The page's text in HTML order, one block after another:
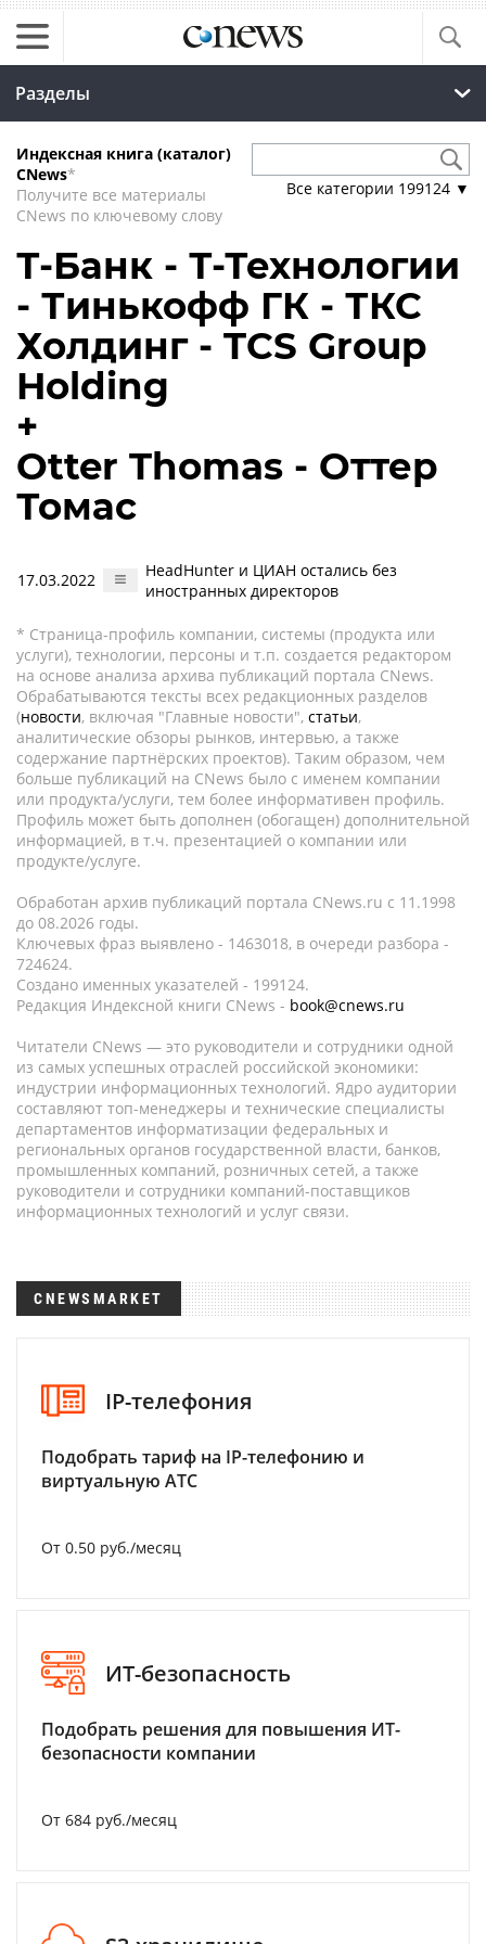
Разделы
Индексная книга (каталог)
CNews*
Получите все материалы
CNews по ключевому слову
Все категории 199124 ▼
Т-Банк - Т-Технологии
- Тинькофф ГК - ТКС
Холдинг - TCS Group
Holding
+
Otter Thomas - Оттер
Томас
17.03.2022
HeadHunter и ЦИАН остались без
иностранных директоров
* Страница-профиль компании, системы (продукта или
услуги), технологии, персоны и т.п. создается редактором
на основе анализа архива публикаций портала CNews.
Обрабатываются тексты всех редакционных разделов
(новости, включая "Главные новости", статьи,
аналитические обзоры рынков, интервью, а также
содержание партнёрских проектов). Таким образом, чем
больше публикаций на CNews было с именем компании
или продукта/услуги, тем более информативен профиль.
Профиль может быть дополнен (обогащен) дополнительной
информацией, в т.ч. презентацией о компании или
продукте/услуге.
Обработан архив публикаций портала CNews.ru c 11.1998
до 08.2026 годы.
Ключевых фраз выявлено - 1463018, в очереди разбора -
724624.
Создано именных указателей - 199124.
Редакция Индексной книги CNews - book@cnews.ru
Читатели CNews — это руководители и сотрудники одной
из самых успешных отраслей российской экономики:
индустрии информационных технологий. Ядро аудитории
составляют топ-менеджеры и технические специалисты
департаментов информатизации федеральных и
региональных органов государственной власти, банков,
промышленных компаний, розничных сетей, а также
руководители и сотрудники компаний-поставщиков
информационных технологий и услуг связи.
CNEWSMARKET
IP-телефония
Подобрать тариф на IP-телефонию и
виртуальную АТС
От 0.50 руб./месяц
ИТ-безопасность
Подобрать решения для повышения ИТ-
безопасности компании
От 684 руб./месяц